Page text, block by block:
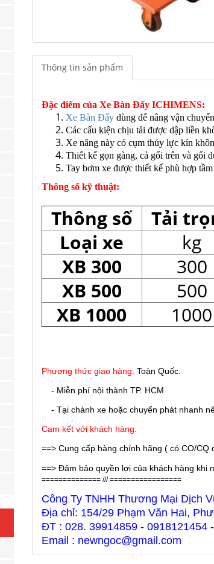
Thông tin sản phẩm
Đặc điểm của Xe Bàn Đẩy ICHIMENS:
Xe Bàn Đẩydùng để nâng vận
Các cấu kiện chịu tải được dập liền
Xe nâng này có cụm thủy lực kín
Thiết kế gọn gàng, cả gối trên và gối
Tay bơm xe được thiết kế phù hợp
Thông số kỹ thuật:
Thông số Tải
Loại xe
kg
XB 300
300
XB 500
500
XB 1000
1000
Phương thức giao hàng: Toàn Quốc.
- Miễn phí nội thành TP. HCM
- Tại chành xe hoặc chuyển phát nhanh
Cam kết với khách hàng:
==> Cung cấp hàng chính hãng ( có CO/
==> Đảm bảo quyền lợi của khách hàng khi
============== /// =================
Công Ty TNHH Thương Mại Dịch
Địa chỉ: 154/29 Phạm Văn Hai,
ĐT : 028. 39914859 - 0918121454
Email : newngoc@gmail.com